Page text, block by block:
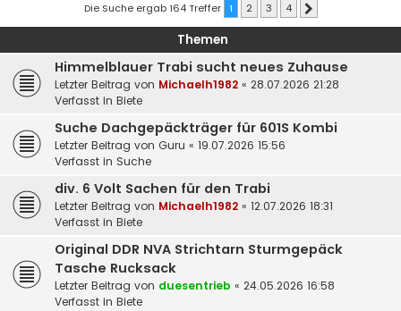
Die Suche ergab 164 Treffer 1 2 3 4
Themen
Himmelblauer Trabi sucht neues Zuhause
Letzter Beitrag von Michaelh1982 « 28.07.2026 21:28
Verfasst in Biete
Suche Dachgepäckträger für 601S Kombi
Letzter Beitrag von Guru « 19.07.2026 15:56
Verfasst in Suche
div. 6 Volt Sachen für den Trabi
Letzter Beitrag von Michaelh1982 « 12.07.2026 18:31
Verfasst in Biete
Original DDR NVA Strichtarn Sturmgepäck
Tasche Rucksack
Letzter Beitrag von duesentrieb « 24.05.2026 16:58
Verfasst in Biete